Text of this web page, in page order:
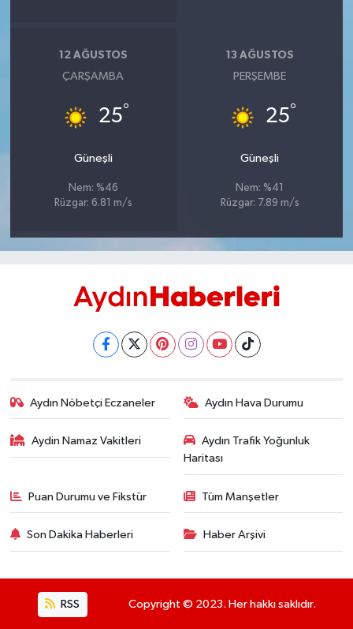
12 AĞUSTOS
ÇARŞAMBA
25°
Güneşli
Nem: %46
Rüzgar: 6.81 m/s
13 AĞUSTOS
PERŞEMBE
25°
Güneşli
Nem: %41
Rüzgar: 7.89 m/s
Aydın Nöbetçi Eczaneler Aydın Hava Durumu
Aydin Namaz Vakitleri
Aydın Trafik Yoğunluk
Haritası
Puan Durumu ve Fikstür Tüm Manşetler
Son Dakika Haberleri Haber Arşivi
RSS Copyright © 2023. Her hakkı saklıdır.